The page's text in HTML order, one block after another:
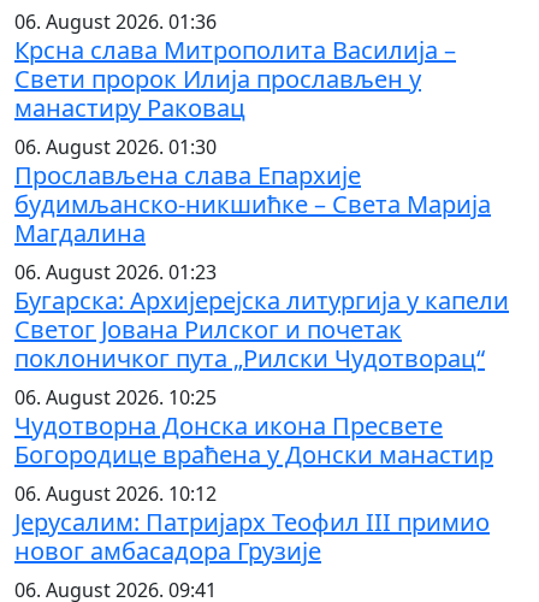
06. August 2026. 01:36
Крсна слава Митрополита Василија –
Свети пророк Илија прослављен у
манастиру Раковац
06. August 2026. 01:30
Прослављена слава Епархије
будимљанско-никшићке – Света Марија
Магдалина
06. August 2026. 01:23
Бугарска: Архијерејска литургија у капели
Светог Јована Рилског и почетак
поклоничког пута „Рилски Чудотворац“
06. August 2026. 10:25
Чудотворна Донска икона Пресвете
Богородице враћена у Донски манастир
06. August 2026. 10:12
Јерусалим: Патријарх Теофил III примио
новог амбасадора Грузије
06. August 2026. 09:41